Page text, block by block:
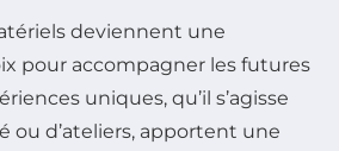
deviennent une
pour accompagner les futures
uniques, qu’il s’agisse
ou d’ateliers, apportent une